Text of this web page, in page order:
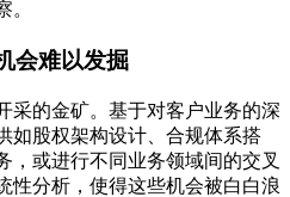
。
会难以发掘
采的金矿。基于对客户业务的深
如股权架构设计、合规体系搭
，或进行不同业务领域间的交叉
性分析，使得这些机会被白白浪